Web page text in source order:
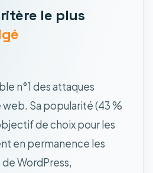
le plus
n°1 des attaques
Sa popularité (43 %
de choix pour les
en permanence les
WordPress,